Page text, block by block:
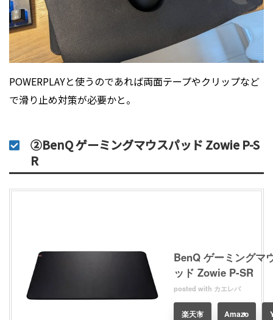
POWERPLAYと使うのであれば両面テープやクリップなど
で滑り止め対策が必要かと。
②BenQ ゲーミングマウスパッド Zowie P-S
R
BenQ ゲーミングマ
ッド Zowie P-SR
posted with カエレバ
楽天市 Amazo